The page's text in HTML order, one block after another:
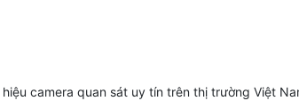
và nhập khẩu nguyên chiết từ Trung
phù hợp với công trình dân dụng cửa
camera quan sát uy tín trên thị trường Việt